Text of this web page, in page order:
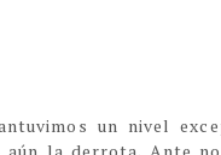
un nivel